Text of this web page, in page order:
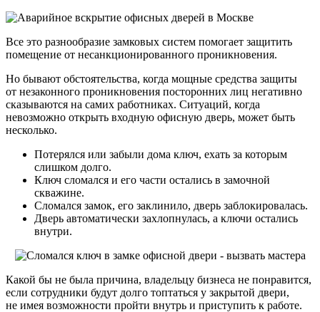
Все это разнообразие замковых систем помогает защитить
помещение от несанкционированного проникновения.
Но бывают обстоятельства, когда мощные средства защиты
от незаконного проникновения посторонних лиц негативно
сказываются на самих работниках. Ситуаций, когда
невозможно открыть входную офисную дверь, может быть
несколько.
Потерялся или забыли дома ключ, ехать за которым
слишком долго.
Ключ сломался и его части остались в замочной
скважине.
Сломался замок, его заклинило, дверь заблокировалась.
Дверь автоматически захлопнулась, а ключи остались
внутри.
Какой бы не была причина, владельцу бизнеса не понравится,
если сотрудники будут долго топтаться у закрытой двери,
не имея возможности пройти внутрь и приступить к работе.